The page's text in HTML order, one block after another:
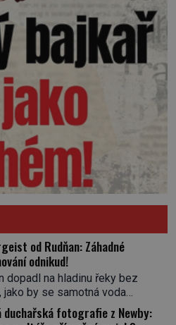
od Rudňan: Záhadné
odnikud!
dopadl na hladinu řeky bez
jako by se samotná voda
mlčet. Mladší z chlapců
strhl ruku, ale další úder ho
duchařská fotografie z Newby: